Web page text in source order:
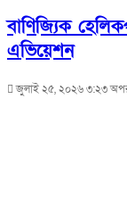
বাণিজ্যিক
এভিয়েশন
জুলাই ২৫, ২০২৬ ৩:২৩